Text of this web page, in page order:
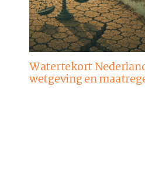
Watertekort
wetgeving en